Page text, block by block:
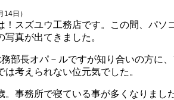
14日）
！スズユウ工務店です。この間、パ
写真が出てきました。
部長オパ－ルですが知り合いの方に
は考えられない位元気でした。
。事務所で寝ている事が多くなりまし